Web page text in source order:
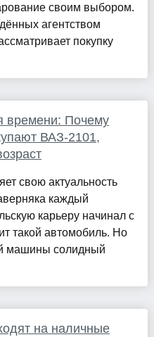
своим выбором.
агентством
покупку
времени: Почему
ВАЗ-2101,
свою актуальность
каждый
карьеру начинал с
такой автомобиль. Но
машины солидный
на наличные